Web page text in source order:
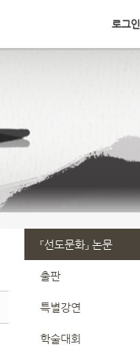
로그인
『선도문화』 논문
출판
특별강연
학술대회